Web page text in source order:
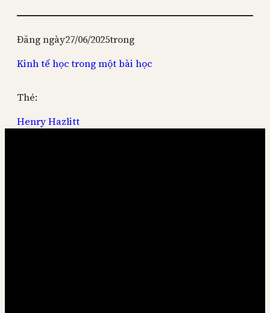
Đăng ngày27/06/2025trong
Kinh tế học trong một bài học
Thẻ:
Henry Hazlitt